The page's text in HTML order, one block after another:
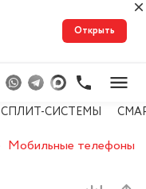
Открыть
СПЛИТ-СИСТЕМЫ
Мобильные телефоны